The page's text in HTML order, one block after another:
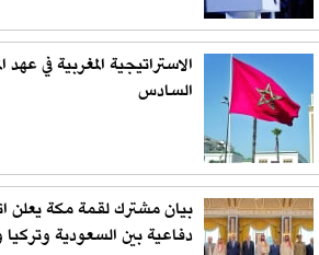
الاستراتيجية المغربية في عهد
السادس
بيان مشترك لقمة مكة يعلن
دفاعية بين السعودية